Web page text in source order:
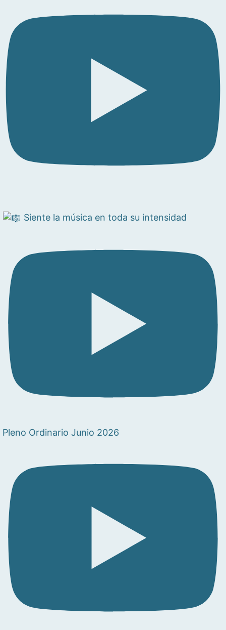
Siente la música en toda su intensidad
Pleno Ordinario Junio 2026